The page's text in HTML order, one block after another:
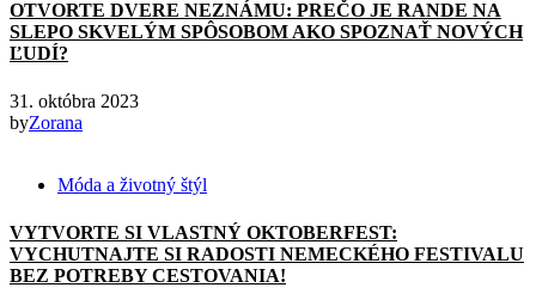
OTVORTE DVERE NEZNÁMU: PREČO JE RANDE NA
SLEPO SKVELÝM SPÔSOBOM AKO SPOZNAŤ NOVÝCH
ĽUDÍ?
31. októbra 2023
byZorana
Móda a životný štýl
VYTVORTE SI VLASTNÝ OKTOBERFEST:
VYCHUTNAJTE SI RADOSTI NEMECKÉHO FESTIVALU
BEZ POTREBY CESTOVANIA!